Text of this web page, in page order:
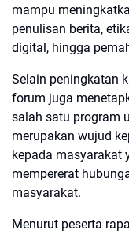
mampu
penulisan berita,
digital, hingga
Selain peningkatan
forum juga
salah satu program
merupakan wujud
kepada masyarakat
mempererat
masyarakat.
Menurut peserta